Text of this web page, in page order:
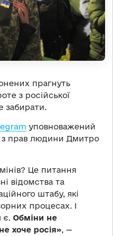
прагнуть
з російської
забирати.
уповноважений
з прав людини Дмитро
Це питання
відомства та
штабу, які
процесах. І
є. Обміни не
хоче росія», —